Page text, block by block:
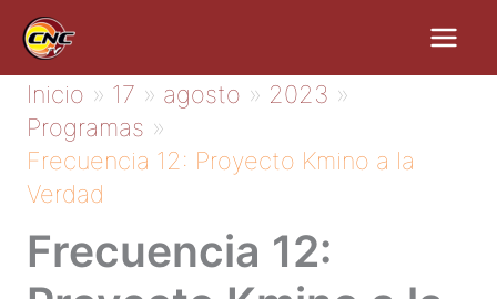
contenido
Inicio 17 agosto
2023
Programas
Frecuencia 12: Proyecto Kmino a la
Verdad
Frecuencia 12: